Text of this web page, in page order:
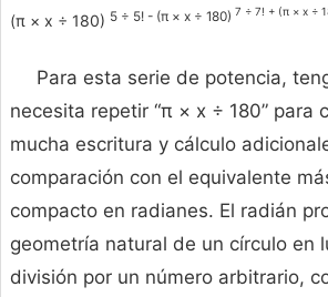
(π × x ÷ 180) 5 ÷ 5! - (π × x ÷ 180) 7 ÷ 7! + (π × x ÷
Para esta serie de potencia,
necesita repetir “π × x ÷ 180” para
mucha escritura y cálculo
comparación con el equivalente
compacto en radianes. El radián
geometría natural de un círculo en
división por un número arbitrario,